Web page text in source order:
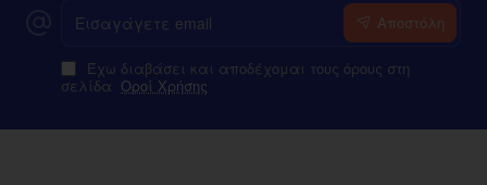
email
Αποστόλη
Έχω διαβάσει και αποδέχομαι τους όρους στη
σελίδα Οροί Χρήσης